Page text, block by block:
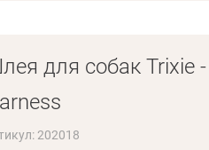
для собак Trixie
202018